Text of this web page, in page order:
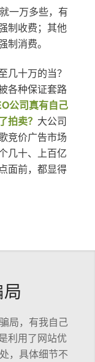
一万多些，有
制收费；其他
消费。
几十万的当？
各种保证套路
公司真有自己
拍卖？ 大公司
竞价广告市场
几十、上百亿
面前，都显得
局，有我自己
利用了网站优
，具体细节不